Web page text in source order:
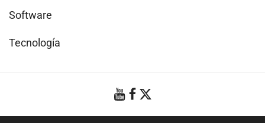
Software
Tecnología